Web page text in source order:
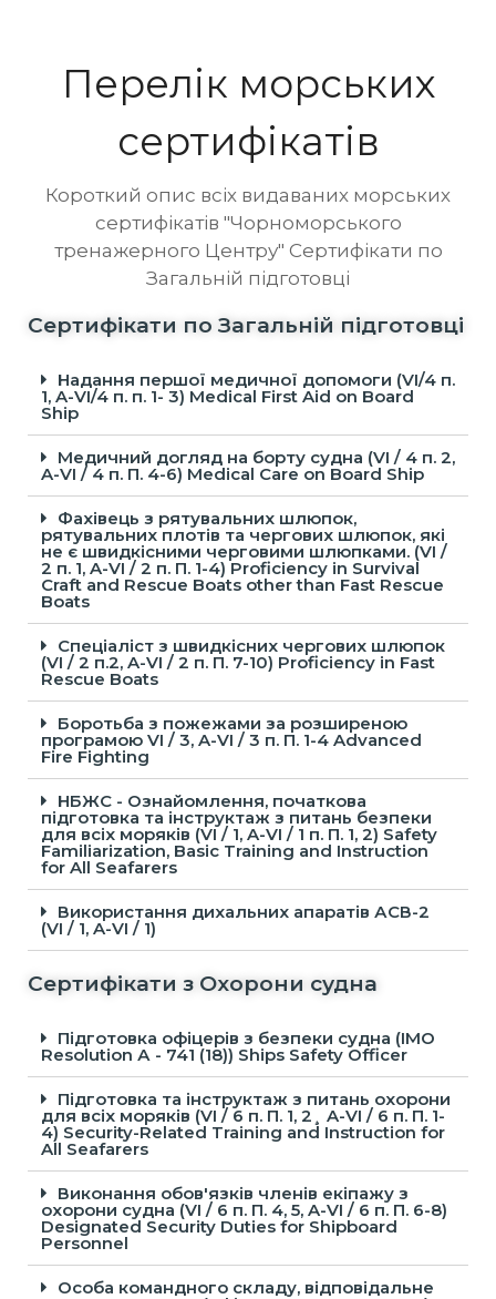
суднах, боротьба…
Перелік морських
сертифікатів
Короткий опис всіх видаваних морських
сертифікатів "Чорноморського
тренажерного Центру" Сертифікати по
Загальній підготовці
Сертифікати по Загальній підготовці
Надання першої медичної допомоги (VI/4 п.
1, A-VI/4 п. п. 1- 3) Medical First Aid on Board
Ship
Медичний догляд на борту судна (VI / 4 п. 2,
A-VI / 4 п. П. 4-6) Medical Care on Board Ship
Фахівець з рятувальних шлюпок,
рятувальних плотів та чергових шлюпок, які
не є швидкісними черговими шлюпками. (VI /
2 п. 1, A-VI / 2 п. П. 1-4) Proficiency in Survival
Craft and Rescue Boats other than Fast Rescue
Boats
Спеціаліст з швидкісних чергових шлюпок
(VI / 2 п.2, A-VI / 2 п. П. 7-10) Proficiency in Fast
Rescue Boats
Боротьба з пожежами за розширеною
програмою VI / 3, A-VI / 3 п. П. 1-4 Advanced
Fire Fighting
НБЖС - Ознайомлення, початкова
підготовка та інструктаж з питань безпеки
для всіх моряків (VI / 1, A-VI / 1 п. П. 1, 2) Safety
Familiarization, Basic Training and Instruction
for All Seafarers
Використання дихальних апаратів АСВ-2
(VI / 1, A-VI / 1)
Сертифікати з Охорони судна
Підготовка офіцерів з безпеки судна (IMO
Resolution А - 741 (18)) Ships Safety Officer
Підготовка та інструктаж з питань охорони
для всіх моряків (VI / 6 п. П. 1, 2¸ A-VI / 6 п. П. 1-
4) Security-Related Training and Instruction for
All Seafarers
Виконання обов'язків членів екіпажу з
охорони судна (VI / 6 п. П. 4, 5, A-VI / 6 п. П. 6-8)
Designated Security Duties for Shipboard
Personnel
Особа командного складу, відповідальне